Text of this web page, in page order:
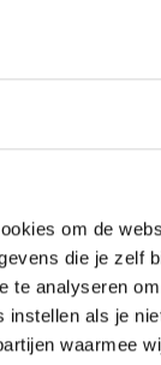
om de
die je zelf
te analyseren
als je
waarmee
Martens: “De
binnen,
Zo staan ze
last van. Omdat
droog. En dus